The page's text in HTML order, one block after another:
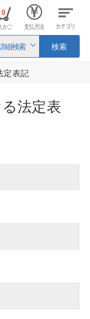
細検索 検索
かご
0
支払方法 カテゴリ
定表記
法定表